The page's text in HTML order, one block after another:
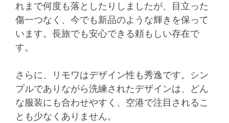
れまで何度も落としたりしましたが、目立った
傷一つなく、今でも新品のような輝きを保って
います。長旅でも安心できる頼もしい存在で
す。
さらに、リモワはデザイン性も秀逸です。シン
プルでありながら洗練されたデザインは、どん
な服装にも合わせやすく、空港で注目されるこ
とも少なくありません。